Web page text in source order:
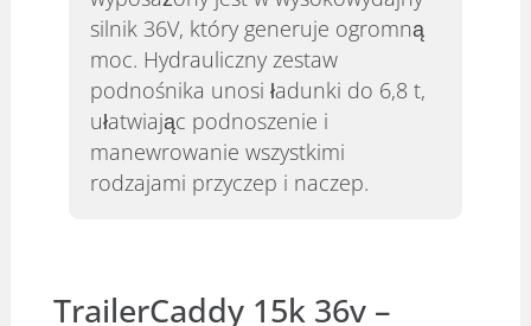
silnik 36V, który generuje ogromną
moc. Hydrauliczny zestaw
podnośnika unosi ładunki do 6,8 t,
ułatwiając podnoszenie i
manewrowanie wszystkimi
rodzajami przyczep i naczep.
TrailerCaddy 15k 36v –